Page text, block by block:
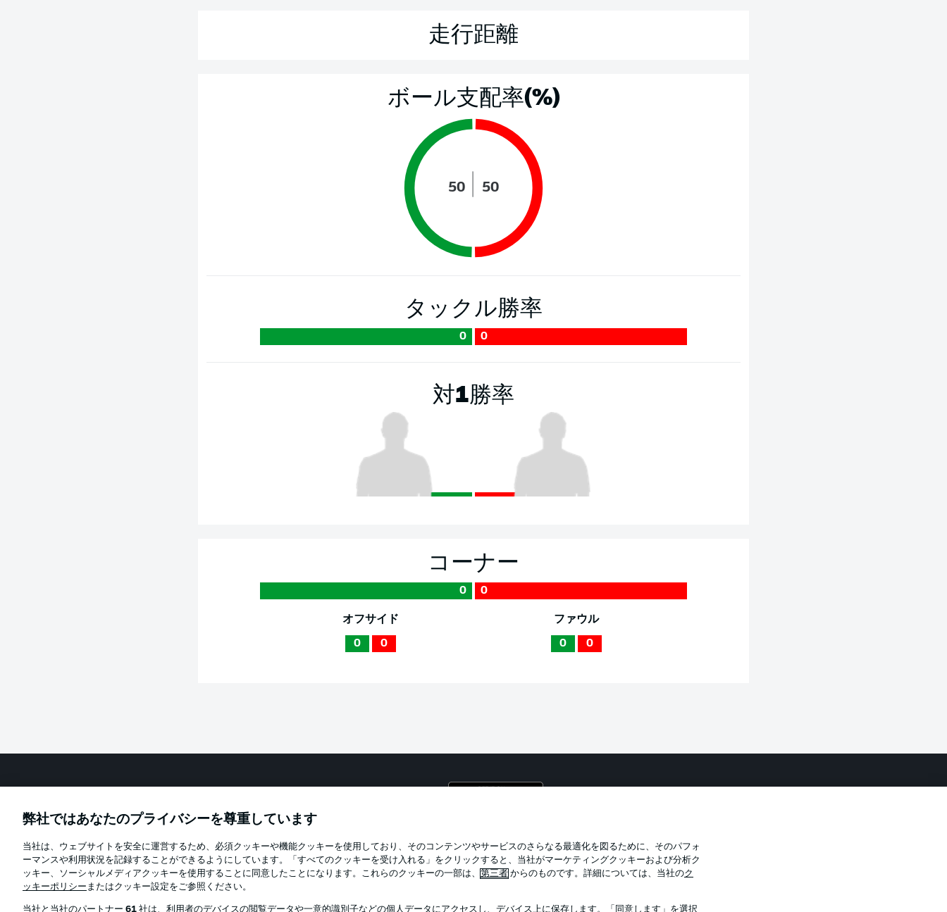
走行距離
ボール支配率(%)
50 50
タックル勝率
0 0
対1勝率
コーナー
0 0
オフサイド
0 0
ファウル
0 0
Football as it's meant to be
Official Partners
当サイトについて
弊社ではあなたのプライバシーを尊重しています
当社は、ウェブサイトを安全に運営するため、必須クッキーや機能クッキーを使用しており、そのコンテンツやサービスのさらなる最適化を図るために、そのパフォ
ーマンスや利用状況を記録することができるようにしています。「すべてのクッキーを受け入れる」をクリックすると、当社がマーケティングクッキーおよび分析ク
ッキー、ソーシャルメディアクッキーを使用することに同意したことになります。これらのクッキーの一部は、 第三者 からのものです。詳細については、当社のク
ッキーポリシー またはクッキー設定をご参照ください。
当社と当社のパートナー 61 社は、利用者のデバイスの閲覧データや一意的識別子などの個人データにアクセスし、デバイス上に保存します。「同意します」を選択